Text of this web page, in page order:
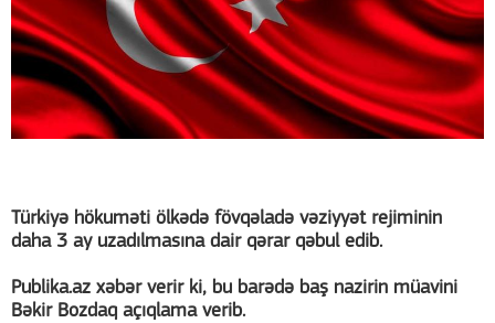
Türkiyə hökuməti ölkədə fövqəladə vəziyyət rejiminin
daha 3 ay uzadılmasına dair qərar qəbul edib.
Publika.az xəbər verir ki, bu barədə baş nazirin müavini
Bəkir Bozdaq açıqlama verib.